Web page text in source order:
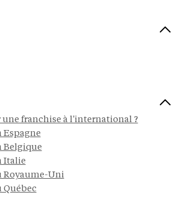
franchise à l'international ?
Espagne
Belgique
Italie
Royaume-Uni
Québec